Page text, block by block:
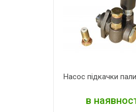
Насос підкачки
в